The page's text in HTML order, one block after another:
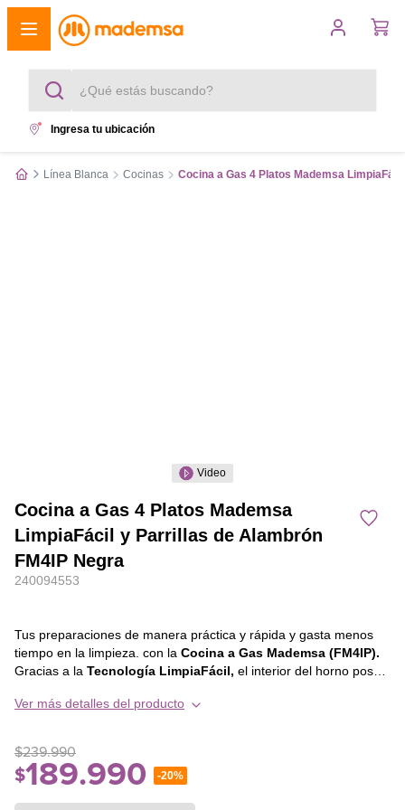
¿Qué estás buscando?
Ingresa tu ubicación
Línea Blanca Cocinas Cocina a Gas 4 Platos Mademsa
Video
Cocina a Gas 4 Platos Mademsa
LimpiaFácil y Parrillas de Alambrón
FM4IP Negra
240094553
Tus preparaciones de manera práctica y rápida y gasta menos
tiempo en la limpieza. con la Cocina a Gas Mademsa (FM4IP).
Gracias a la Tecnología LimpiaFácil, el interior del horno posee
facilitando la eliminación de grasa y restos de comida del interior
Para hacer el momento de cocinar más agradable, las
de Alambróndan mayor estabilidad para las ollas y sartenes, y
Ver más detalles del producto
$239.990
$189.990 -20%